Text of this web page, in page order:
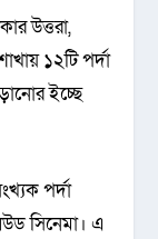
উত্তরা,
১২টি পর্দা
ইচ্ছে
পর্দা
সিনেমা। এ